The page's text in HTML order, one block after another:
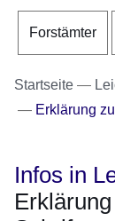
Forstämter
Startseite
Erklärung
Infos in